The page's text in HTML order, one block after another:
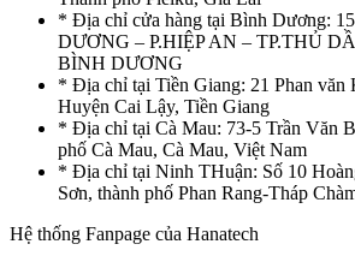
* Địa chỉ cửa hàng tại Bình Dương:
DƯƠNG – P.HIỆP AN – TP.THỦ
BÌNH DƯƠNG
* Địa chỉ tại Tiền Giang: 21 Phan văn
Huyện Cai Lậy, Tiền Giang
* Địa chỉ tại Cà Mau: 73-5 Trần Văn
phố Cà Mau, Cà Mau, Việt Nam
* Địa chỉ tại Ninh THuận: Số 10
Sơn, thành phố Phan Rang-Tháp
Hệ thống Fanpage của Hanatech